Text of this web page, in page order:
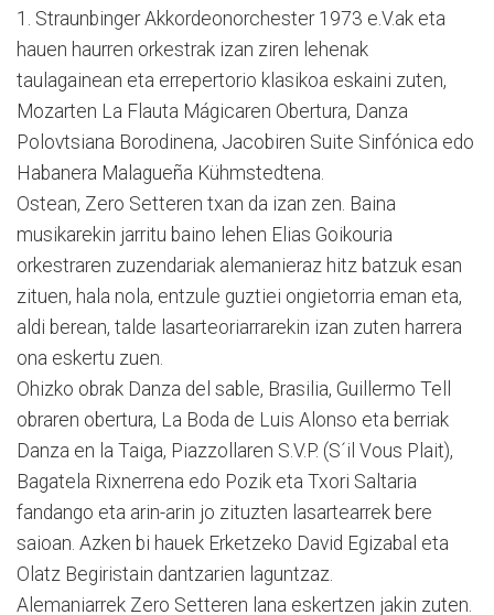
1. Straunbinger Akkordeonorchester 1973 e.V.ak eta
hauen haurren orkestrak izan ziren lehenak
taulagainean eta errepertorio klasikoa eskaini zuten,
Mozarten La Flauta Mágicaren Obertura, Danza
Polovtsiana Borodinena, Jacobiren Suite Sinfónica edo
Habanera Malagueña Kühmstedtena.
Ostean, Zero Setteren txan da izan zen. Baina
musikarekin jarritu baino lehen Elias Goikouria
orkestraren zuzendariak alemanieraz hitz batzuk esan
zituen, hala nola, entzule guztiei ongietorria eman eta,
aldi berean, talde lasarteoriarrarekin izan zuten harrera
ona eskertu zuen.
Ohizko obrak Danza del sable, Brasilia, Guillermo Tell
obraren obertura, La Boda de Luis Alonso eta berriak
Danza en la Taiga, Piazzollaren S.V.P. (S´il Vous Plait),
Bagatela Rixnerrena edo Pozik eta Txori Saltaria
fandango eta arin-arin jo zituzten lasartearrek bere
saioan. Azken bi hauek Erketzeko David Egizabal eta
Olatz Begiristain dantzarien laguntzaz.
Alemaniarrek Zero Setteren lana eskertzen jakin zuten.